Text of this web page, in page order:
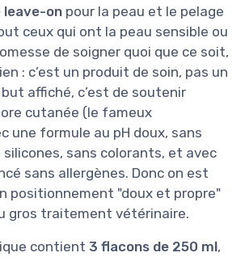
leave-on pour la peau et le pelage
ceux qui ont la peau sensible ou
de soigner quoi que ce soit,
: c’est un produit de soin, pas un
affiché, c’est de soutenir
cutanée (le fameux
une formule au pH doux, sans
silicones, sans colorants, et avec
sans allergènes. Donc on est
positionnement "doux et propre"
gros traitement vétérinaire.
contient 3 flacons de 250 ml,